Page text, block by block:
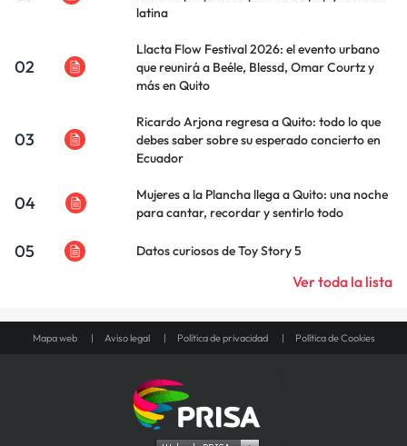
latina
02
Llacta Flow Festival 2026: el evento urbano
que reunirá a Beéle, Blessd, Omar Courtz y
más en Quito
03
Ricardo Arjona regresa a Quito: todo lo que
debes saber sobre su esperado concierto en
Ecuador
04
Mujeres a la Plancha llega a Quito: una noche
para cantar, recordar y sentirlo todo
05 Datos curiosos de Toy Story 5
Ver toda la lista
Mapa web Aviso legal Política de privacidad Política de Cookies